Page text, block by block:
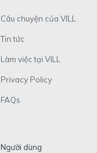
Câu chuyện của VILL
Tin tức
Làm việc tại VILL
Privacy Policy
FAQs
Người dùng